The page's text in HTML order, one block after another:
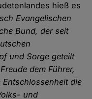
hieß es
Evangelischen
Bund, der seit
und Sorge geteilt
dem Führer,
die
und